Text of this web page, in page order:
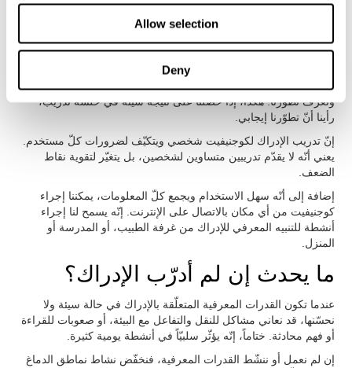
Allow selection
Deny
الفهم والتذكّر.
إنّه مهمّ جدّاً تلقّي تقرير سهل الفهم لنعرف ما الذي يقوم به بشكل جيد
وما الذي يجب أن نحسّنه. يقدّم كوجنيفيت تقريرا كاملا للنتائج بعد كلّ
يحفظ كوجنيفيت النتائج المعرفية، جلسة بعد جلسة، لنرى تقدّمنا
ونعرف تطوّرنا. هكذا، إذا حصلنا على نتيجة سيئة في حلسة تدريب،
رأينا أنّ تطوّرنا إيجابي.
إنّ تدريب الإدراك لكوجنيفيت شخصي ويتكيّف لضرورات كلّ مستخدم.
يعني أنّه لا يقدّم تدريبين متساوين لشخصين، بل يتغيّر لتقوية نقاط
الضعف.
إضافة إلى أنّه سهل الاستخدام ويجمع كلّ المعلومات، يمكننا إجراء
كوجنيفيت من أي مكان بالاتصال على الإنترنت. إنّه يسمح لنا إجراء
أنشطة للتنبيه المعرفي للإدراك من غرفة الطبيب، أو المدرسة أو
المنزل.
ما يحدث إن لم أدرّب الإدراك؟
عندما تكون القدرات المعرفية المتعلّقة بالإدراك في حالة سيئة ولا
نحسّنها، قد نعاني مشاكل للنقل والتفاعل مع البيئة، أو صعوبات للقراءة
أو فهم محادثة. ختاماً، إنّه يؤثّر سلبيّاً في أنشطة يومية كثيرة.
إن لم نعمل أو ننشّط القدرات المعرفية، فنخفّض نشاط نماطق الدماغ